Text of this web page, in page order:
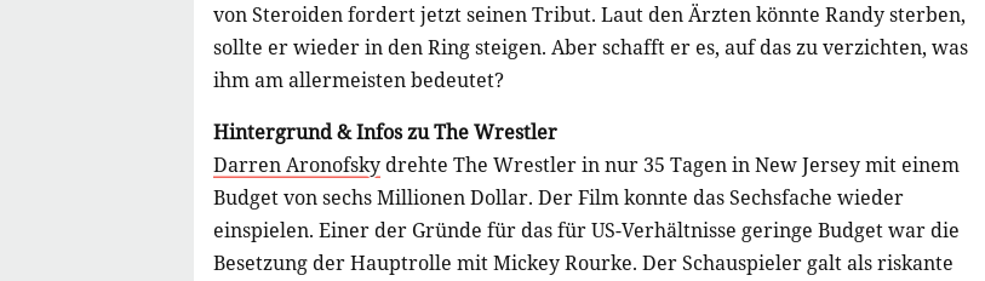
von Steroiden fordert jetzt seinen Tribut. Laut den Ärzten könnte Randy sterben,
sollte er wieder in den Ring steigen. Aber schafft er es, auf das zu verzichten, was
ihm am allermeisten bedeutet?
Hintergrund & Infos zu The Wrestler
Darren Aronofsky drehte The Wrestler in nur 35 Tagen in New Jersey mit einem
Budget von sechs Millionen Dollar. Der Film konnte das Sechsfache wieder
einspielen. Einer der Gründe für das für US-Verhältnisse geringe Budget war die
Besetzung der Hauptrolle mit Mickey Rourke. Der Schauspieler galt als riskante